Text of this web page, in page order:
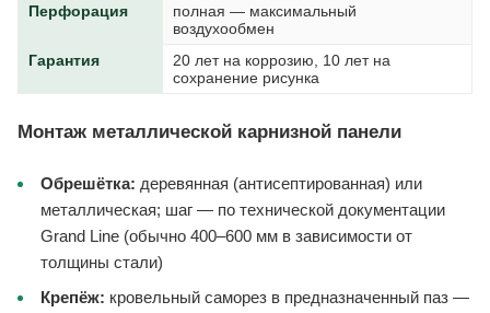
Перфорация
полная — максимальный
воздухообмен
Гарантия
20 лет на коррозию, 10 лет на
сохранение рисунка
Монтаж металлической карнизной панели
Обрешётка: деревянная (антисептированная) или
металлическая; шаг — по технической документации
Grand Line (обычно 400–600 мм в зависимости от
толщины стали)
Крепёж: кровельный саморез в предназначенный паз —